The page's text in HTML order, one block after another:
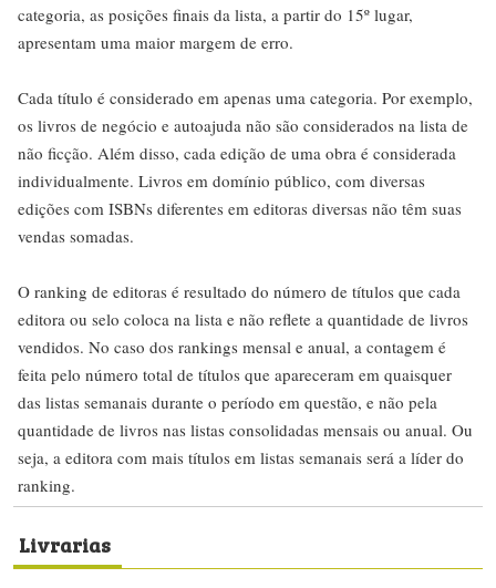
categoria, as posições finais da lista, a partir do 15º lugar,
apresentam uma maior margem de erro.
Cada título é considerado em apenas uma categoria. Por exemplo,
os livros de negócio e autoajuda não são considerados na lista de
não ficção. Além disso, cada edição de uma obra é considerada
individualmente. Livros em domínio público, com diversas
edições com ISBNs diferentes em editoras diversas não têm suas
vendas somadas.
O ranking de editoras é resultado do número de títulos que cada
editora ou selo coloca na lista e não reflete a quantidade de livros
vendidos. No caso dos rankings mensal e anual, a contagem é
feita pelo número total de títulos que apareceram em quaisquer
das listas semanais durante o período em questão, e não pela
quantidade de livros nas listas consolidadas mensais ou anual. Ou
seja, a editora com mais títulos em listas semanais será a líder do
ranking.
Livrarias